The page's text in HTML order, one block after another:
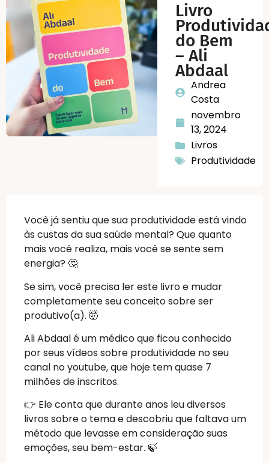
Livro
do Bem
– Ali
Abdaal
Andrea
Costa
novembro
13, 2024
Livros
Produtividade
Você já sentiu que sua produtividade está vindo
às custas da sua saúde mental? Que quanto
mais você realiza, mais você se sente sem
energia? 🤔
Se sim, você precisa ler este livro e mudar
completamente seu conceito sobre ser
produtivo(a). 🤯
Ali Abdaal é um médico que ficou conhecido
por seus vídeos sobre produtividade no seu
canal no youtube, que hoje tem quase 7
milhões de inscritos.
👉 Ele conta que durante anos leu diversos
livros sobre o tema e descobriu que faltava um
método que levasse em consideração suas
emoções, seu bem-estar. 🍃